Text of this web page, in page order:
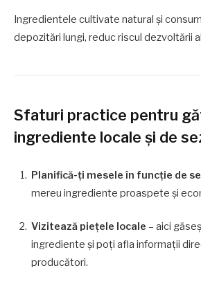
Ingredientele cultivate natural și
depozitări lungi, reduc riscul dezvoltării
Sfaturi practice pentru
ingrediente locale și de
Planifică-ți mesele în funcție de
mereu ingrediente proaspete și
Vizitează piețele locale – aici
ingrediente și poți afla informații
producători.